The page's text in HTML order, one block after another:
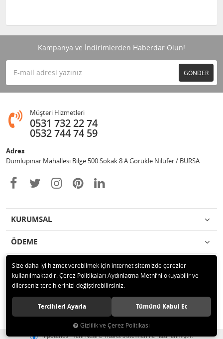
Kampanya ve İndirimlerden Haberdar Olun!
GÖNDER
Müşteri Hizmetleri
0531 732 22 74
0532 744 74 59
Adres
Dumlupınar Mahallesi Bilge 500 Sokak 8 A Görükle Nilüfer / BURSA
KURUMSAL
ÖDEME
İLETİŞİM
© 2020 MAG OTOMOTİV Tüm hakları saklıdır.
Hipotenüs Yeni Nesil E-Ticaret Sistemleri ile Hazırlanmıştır.
Size daha iyi hizmet verebilmek için internet sitemizde çerezler
kullanılmaktadır. Çerez Politikaları Aydınlatma Metni’ni okuyabilir ve
dilerseniz tercihlerinizi değiştirebilirsiniz.
Tercihleri Ayarla Tümünü Kabul Et
Gizlilik ve Çerez Politikası